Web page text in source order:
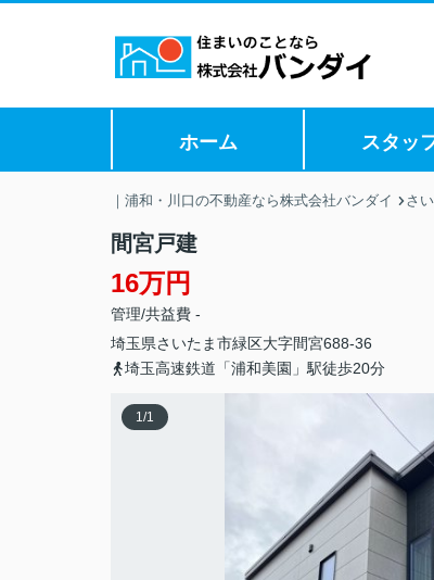
ホーム スタッ
｜浦和・川口の不動産なら株式会社バンダイ さ
間宮戸建
16万円
管理/共益費 -
埼玉県さいたま市緑区大字間宮688-36
埼玉高速鉄道「浦和美園」駅徒歩20分
1/1